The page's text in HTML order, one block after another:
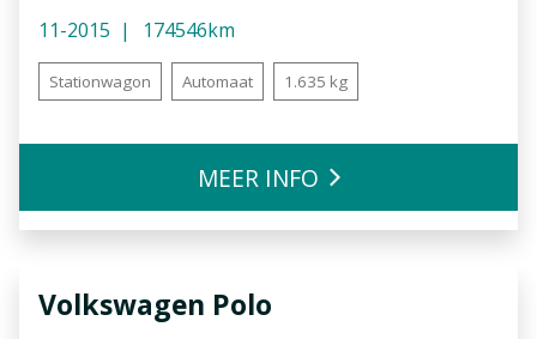
11-2015 174546km
Stationwagon Automaat 1.635 kg
MEER INFO
Volkswagen Polo